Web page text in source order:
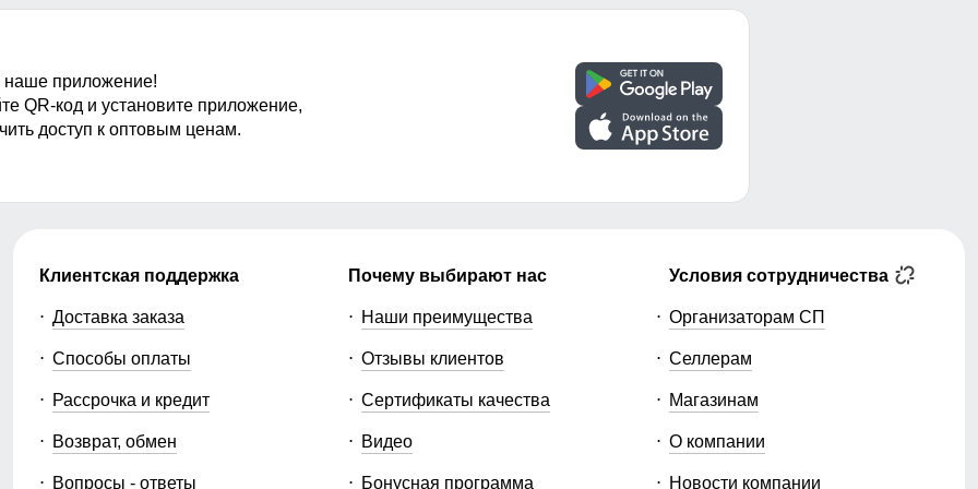
ткани.
к курткамикостюмам
, увеличивая средний чек. Такой подход позволяет не просто продавать отдельные
возможность гибко управлять закупками и выбирать только востребованные модели. Это снижает остатки
наше приложение!
QR-код и установите приложение,
доступ к оптовым ценам.
Клиентская поддержка
Доставка заказа
Способы оплаты
Рассрочка и кредит
Возврат, обмен
Вопросы - ответы
Почему выбирают нас
Наши преимущества
Отзывы клиентов
Сертификаты качества
Видео
Бонусная программа
Условия сотрудничества
Организаторам СП
Селлерам
Магазинам
О компании
Новости компании